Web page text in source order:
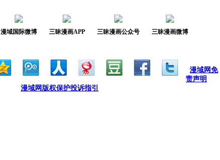
漫域国际微博 三昧漫画APP 三昧漫画公众号 三昧漫画微博
漫域网免
责声明
漫域网版权保护投诉指引